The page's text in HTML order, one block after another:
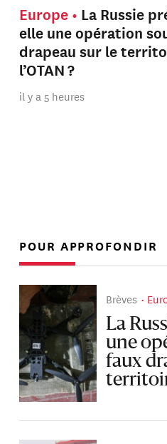
Europe
La Russie
elle une opération
drapeau sur le
l’OTAN ?
il y a 5 heures
POUR APPROFONDIR
Brèves
La
une
faux